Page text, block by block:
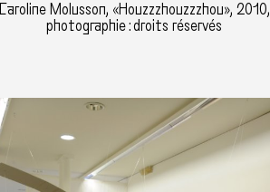
Caroline Molusson, «Houzzzhouzzzhou», 2010,
photographie : droits réservés